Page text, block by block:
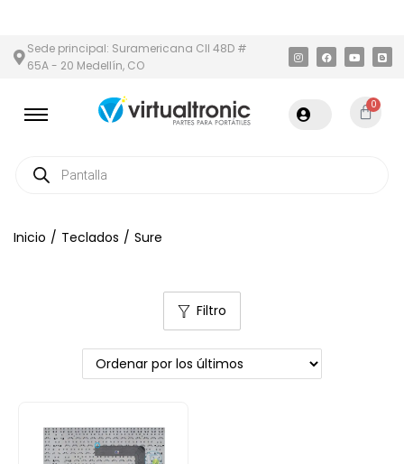
Sede principal: Suramericana Cll 48D #
65A - 20 Medellín, CO
0
Inicio / Teclados / Sure
Filtro